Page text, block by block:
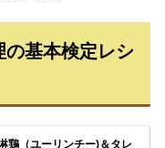
の基本検定レシ
鶏（ユーリンチー)＆タレ